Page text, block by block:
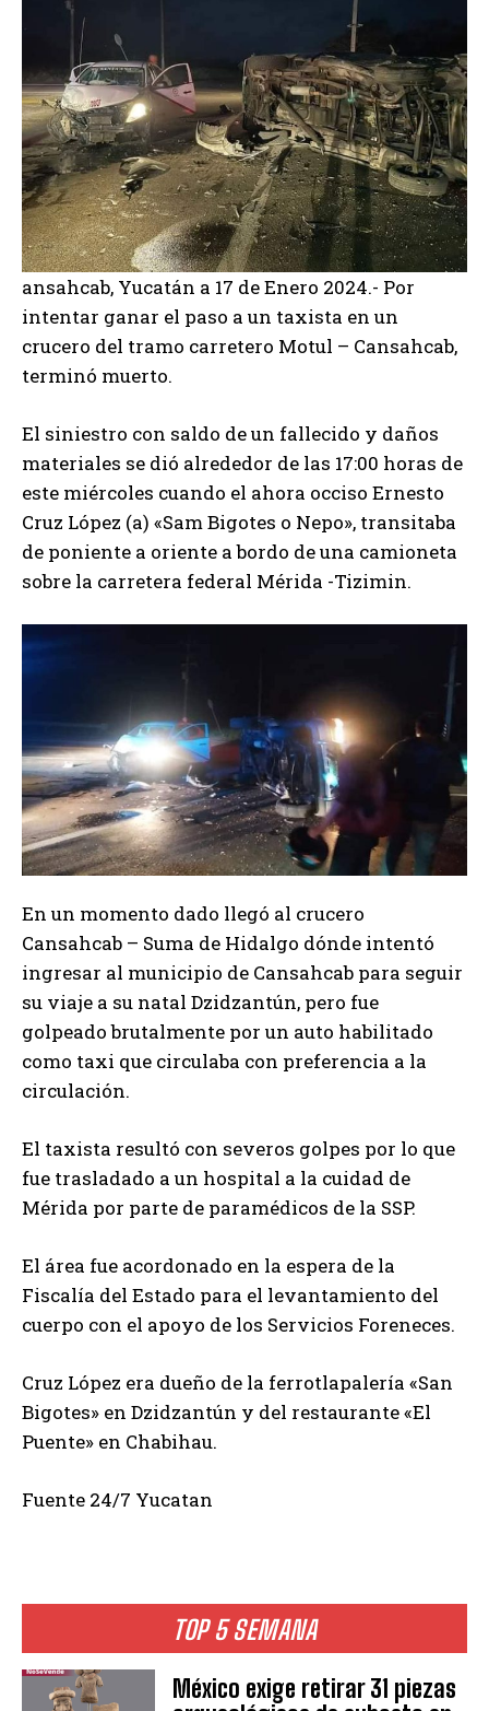
TOP 5 SEMANA
México exige retirar 31 piezas
ansahcab, Yucatán a 17 de Enero 2024.- Por
intentar ganar el paso a un taxista en un
crucero del tramo carretero Motul – Cansahcab,
terminó muerto.
El siniestro con saldo de un fallecido y daños
materiales se dió alrededor de las 17:00 horas de
este miércoles cuando el ahora occiso Ernesto
Cruz López (a) «Sam Bigotes o Nepo», transitaba
de poniente a oriente a bordo de una camioneta
sobre la carretera federal Mérida -Tizimin.
En un momento dado llegó al crucero
Cansahcab – Suma de Hidalgo dónde intentó
ingresar al municipio de Cansahcab para seguir
su viaje a su natal Dzidzantún, pero fue
golpeado brutalmente por un auto habilitado
como taxi que circulaba con preferencia a la
circulación.
El taxista resultó con severos golpes por lo que
fue trasladado a un hospital a la cuidad de
Mérida por parte de paramédicos de la SSP.
El área fue acordonado en la espera de la
Fiscalía del Estado para el levantamiento del
cuerpo con el apoyo de los Servicios Foreneces.
Cruz López era dueño de la ferrotlapalería «San
Bigotes» en Dzidzantún y del restaurante «El
Puente» en Chabihau.
Fuente 24/7 Yucatan